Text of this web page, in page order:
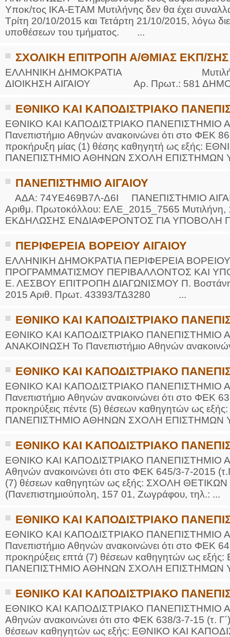
Υποκ/τος ΙΚΑ-ΕΤΑΜ Μυτιλήνης δεν θα έχει
Τρίτη 20/10/2015 και Τετάρτη 21/10/2015, λόγω
υποθέσεων του τμήματος. ...
ΣΧΟΛΙΚΗ ΕΠΙΤΡΟΠΗ Α/ΘΜΙΑΣ ΕΚΠ/
ΕΛΛΗΝΙΚΗ ΔΗΜΟΚΡΑΤΙΑ Μυτιλήνη
ΔΙΟΙΚΗΣΗ ΑΙΓΑΙΟΥ Αρ. Πρωτ.: 581
ΕΘΝΙΚΟ ΚΑΙ ΚΑΠΟΔΙΣΤΡΙΑΚΟ
ΕΘΝΙΚΟ ΚΑΙ ΚΑΠΟΔΙΣΤΡΙΑΚΟ
Πανεπιστήμιο Αθηνών ανακοινώνει ότι στο ΦΕΚ
προκήρυξη μίας (1) θέσης καθηγητή ως εξής:
ΠΑΝΕΠΙΣΤΗΜΙΟ ΑΘΗΝΩΝ ΣΧΟΛΗ ΕΠΙΣΤΗΜΩΝ
ΠΑΝΕΠΙΣΤΗΜΙΟ ΑΙΓΑΙΟΥ
ΑΔΑ: 74ΥΕ469Β7Λ-Δ6Ι ΠΑΝΕΠΙΣΤΗΜΙΟ
Αριθμ. Πρωτοκόλλου: ΕΛΕ_2015_7565
ΕΚΔΗΛΩΣΗΣ ΕΝΔΙΑΦΕΡΟΝΤΟΣ ΓΙΑ ΥΠΟΒΟΛΗ
ΠΕΡΙΦΕΡΕΙΑ ΒΟΡΕΙΟΥ ΑΙΓΑΙΟΥ
ΕΛΛΗΝΙΚΗ ΔΗΜΟΚΡΑΤΙΑ ΠΕΡΙΦΕΡΕΙΑ
ΠΡΟΓΡΑΜΜΑΤΙΣΜΟΥ ΠΕΡΙΒΑΛΛΟΝΤΟΣ ΚΑΙ
Ε. ΛΕΣΒΟΥ ΕΠΙΤΡΟΠΗ ΔΙΑΓΩΝΙΣΜΟΥ Π. Βοστάνη
2015 Αριθ. Πρωτ. 43393/ΤΔ3280 ...
ΕΘΝΙΚΟ ΚΑΙ ΚΑΠΟΔΙΣΤΡΙΑΚΟ
ΕΘΝΙΚΟ ΚΑΙ ΚΑΠΟΔΙΣΤΡΙΑΚΟ
ΑΝΑΚΟΙΝΩΣΗ Το Πανεπιστήμιο Αθηνών
ΕΘΝΙΚΟ ΚΑΙ ΚΑΠΟΔΙΣΤΡΙΑΚΟ
ΕΘΝΙΚΟ ΚΑΙ ΚΑΠΟΔΙΣΤΡΙΑΚΟ
Πανεπιστήμιο Αθηνών ανακοινώνει ότι στο ΦΕΚ
προκηρύξεις πέντε (5) θέσεων καθηγητών ως
ΠΑΝΕΠΙΣΤΗΜΙΟ ΑΘΗΝΩΝ ΣΧΟΛΗ ΕΠΙΣΤΗΜΩΝ
ΕΘΝΙΚΟ ΚΑΙ ΚΑΠΟΔΙΣΤΡΙΑΚΟ
ΕΘΝΙΚΟ ΚΑΙ ΚΑΠΟΔΙΣΤΡΙΑΚΟ ΠΑΝΕΠΙΣΤΗΜΙΟ
Αθηνών ανακοινώνει ότι στο ΦΕΚ 645/3-7-2015
(7) θέσεων καθηγητών ως εξής: ΣΧΟΛΗ
(Πανεπιστημιούπολη, 157 01, Ζωγράφου, τηλ.: ...
ΕΘΝΙΚΟ ΚΑΙ ΚΑΠΟΔΙΣΤΡΙΑΚΟ
ΕΘΝΙΚΟ ΚΑΙ ΚΑΠΟΔΙΣΤΡΙΑΚΟ
Πανεπιστήμιο Αθηνών ανακοινώνει ότι στο ΦΕΚ
προκηρύξεις επτά (7) θέσεων καθηγητών ως
ΠΑΝΕΠΙΣΤΗΜΙΟ ΑΘΗΝΩΝ ΣΧΟΛΗ ΕΠΙΣΤΗΜΩΝ
ΕΘΝΙΚΟ ΚΑΙ ΚΑΠΟΔΙΣΤΡΙΑΚΟ
ΕΘΝΙΚΟ ΚΑΙ ΚΑΠΟΔΙΣΤΡΙΑΚΟ ΠΑΝΕΠΙΣΤΗΜΙΟ
Αθηνών ανακοινώνει ότι στο ΦΕΚ 638/3-7-15 (τ.
θέσεων καθηγητών ως εξής: ΕΘΝΙΚΟ ΚΑΙ